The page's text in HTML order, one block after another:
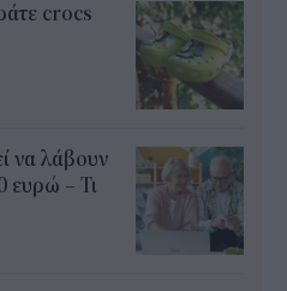
crocs
να λάβουν
ευρώ – Τι